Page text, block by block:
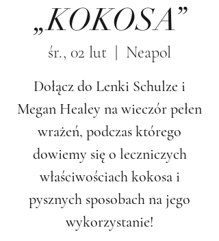
„KOKOSA”
śr., 02 lut Neapol
Dołącz do Lenki Schulze i
Megan Healey na wieczór pełen
wrażeń, podczas którego
dowiemy się o leczniczych
właściwościach kokosa i
pysznych sposobach na jego
wykorzystanie!